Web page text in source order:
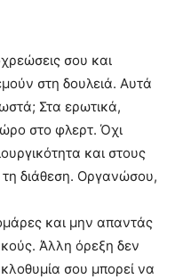
σου και
στη δουλειά. Αυτά
Στα ερωτικά,
στο φλερτ. Όχι
και στους
διάθεση. Οργανώσου,
και μην απαντάς
Άλλη όρεξη δεν
σου μπορεί να